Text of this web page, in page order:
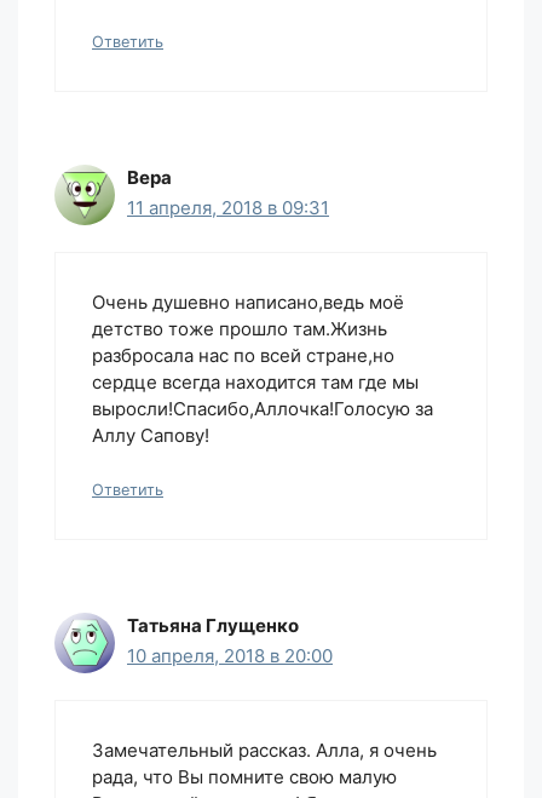
Ответить
Вера
11 апреля, 2018 в 09:31
Очень душевно написано,ведь моё
детство тоже прошло там.Жизнь
разбросала нас по всей стране,но
сердце всегда находится там где мы
выросли!Спасибо,Аллочка!Голосую за
Аллу Сапову!
Ответить
Татьяна Глущенко
10 апреля, 2018 в 20:00
Замечательный рассказ. Алла, я очень
рада, что Вы помните свою малую